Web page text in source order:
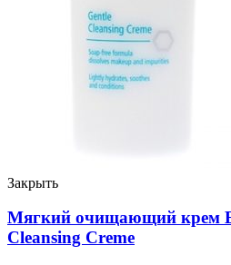
Закрыть
Мягкий очищающий крем
Cleansing Creme